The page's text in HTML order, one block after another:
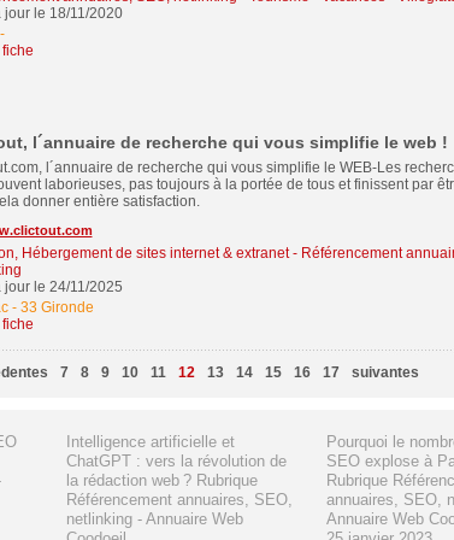
jour le 18/11/2020
l´annuaire de recherche qui vous simplifie le web !
l´annuaire de recherche qui vous simplifie le WEB-Les
laborieuses, pas toujours à la portée de tous et finissent par
donner entière satisfaction.
Hébergement de sites internet & extranet- Référencement
jour le 24/11/2025
- 33 Gironde
7 8 9 10 11 12 13 14 15 16 17 suivantes
Intelligence artificielle et
ChatGPT : vers la révolution de
la rédaction web ? Rubrique
Référencement annuaires, SEO,
netlinking - Annuaire Web
Pourquoi le
SEO explose à
Rubrique
annuaires, SEO,
Annuaire Web